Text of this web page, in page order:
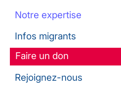
Notre expertise
Infos migrants
Faire un don
Rejoignez-nous